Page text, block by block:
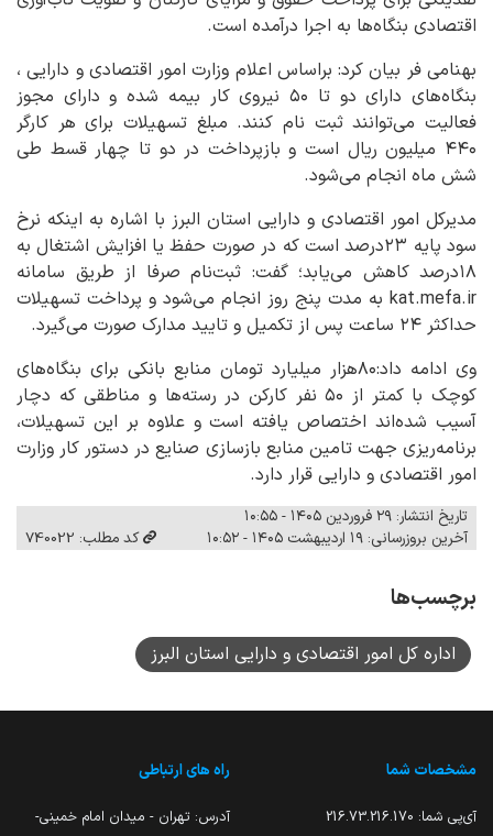
اقتصادی بنگاه‌ها به اجرا درآمده است.
بهنامی فر بیان کرد: براساس اعلام وزارت امور اقتصادی و دارایی ،
بنگاه‌های دارای دو تا ۵۰ نیروی کار بیمه شده و دارای مجوز
فعالیت می‌توانند ثبت نام کنند. مبلغ تسهیلات برای هر کارگر
۴۴۰ میلیون ریال است و بازپرداخت در دو تا چهار قسط طی
شش ماه انجام می‌شود.
مدیرکل امور اقتصادی و دارایی استان البرز با اشاره به اینکه نرخ
سود پایه ۲۳درصد است که در صورت حفظ یا افزایش اشتغال به
۱۸درصد کاهش می‌یابد؛ گفت: ثبت‌نام صرفا از طریق سامانه
kat.mefa.ir به مدت پنج روز انجام می‌شود و پرداخت تسهیلات
حداکثر ۲۴ ساعت پس از تکمیل و تایید مدارک صورت می‌گیرد.
وی ادامه داد:۸۰هزار میلیارد تومان منابع بانکی برای بنگاه‌های
کوچک با کمتر از ۵۰ نفر کارکن در رسته‌ها و مناطقی که دچار
آسیب شده‌اند اختصاص یافته است و علاوه بر این تسهیلات،
برنامه‌ریزی جهت تامین منابع بازسازی صنایع در دستور کار وزارت
امور اقتصادی و دارایی قرار دارد.
تاریخ انتشار: ۲۹ فروردین ۱۴۰۵ - ۱۰:۵۵
آخرین بروزرسانی: ۱۹ اردیبهشت ۱۴۰۵ - ۱۰:۵۲
کد مطلب: 740022
برچسب‌ها
اداره کل امور اقتصادی و دارایی استان البرز
مشخصات شما
آی‌پی شما: 216.73.216.170
راه های ارتباطی
آدرس: تهران - میدان امام خمینی-